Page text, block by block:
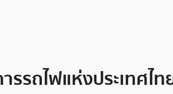
รถไฟแห่งประเทศไท